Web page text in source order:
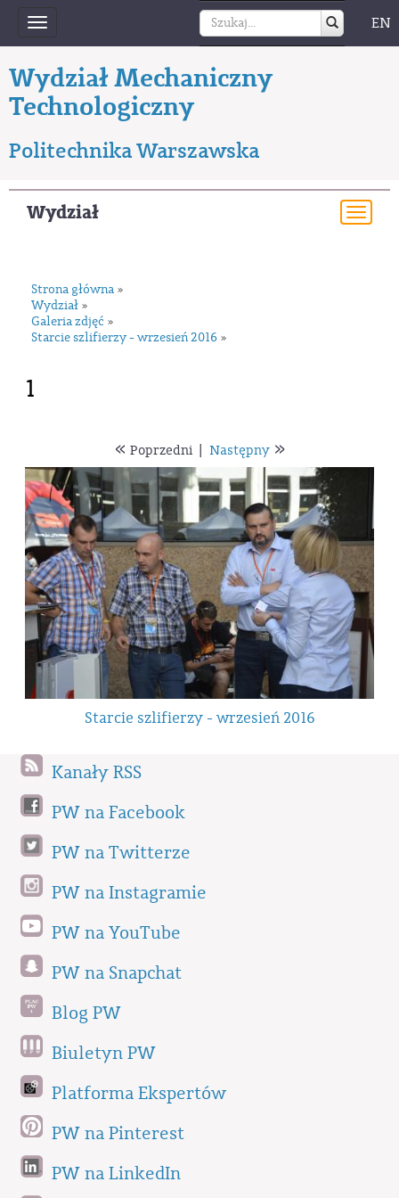
Toggle
navigation
EN
Wydział Mechaniczny
Technologiczny
Politechnika Warszawska
Wydział
Strona główna »
Wydział »
Galeria zdjęć »
Starcie szlifierzy - wrzesień 2016 »
1
« Poprzedni Następny»
Starcie szlifierzy - wrzesień 2016
Kanały RSS
PW na Facebook
PW na Twitterze
PW na Instagramie
PW na YouTube
PW na Snapchat
Blog PW
Biuletyn PW
Platforma Ekspertów
PW na Pinterest
PW na LinkedIn